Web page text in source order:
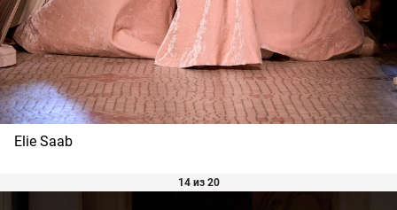
Elie Saab
14 из 20